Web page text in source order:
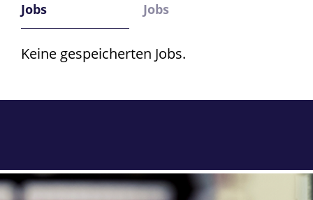
Jobs
Jobs
Keine gespeicherten Jobs.